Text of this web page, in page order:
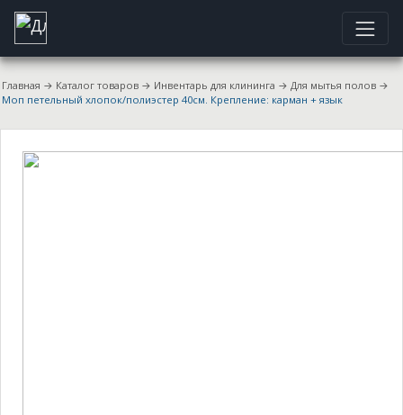
Главная → Каталог товаров → Инвентарь для клининга → Для мытья полов →
Моп петельный хлопок/полиэстер 40см. Крепление: карман + язык